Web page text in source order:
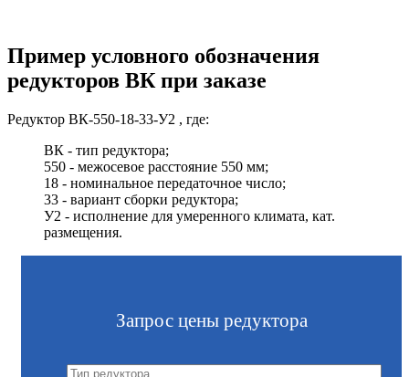
Пример условного обозначения
редукторов ВК при заказе
Редуктор ВК-550-18-33-У2 , где:
ВК - тип редуктора;
550 - межосевое расстояние 550 мм;
18 - номинальное передаточное число;
33 - вариант сборки редуктора;
У2 - исполнение для умеренного климата, кат.
размещения.
Запрос цены редуктора